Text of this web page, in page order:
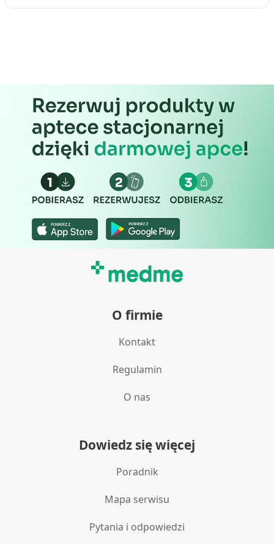
O firmie
Kontakt
Regulamin
O nas
Dowiedz się więcej
Poradnik
Mapa serwisu
Pytania i odpowiedzi